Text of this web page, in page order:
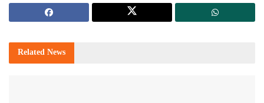
Related News